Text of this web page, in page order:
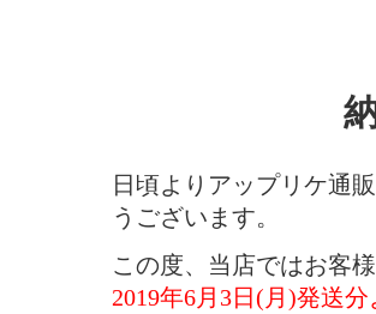
日頃よりアップリケ通
うございます。
この度、当店ではお客
2019年6月3日(月)発送